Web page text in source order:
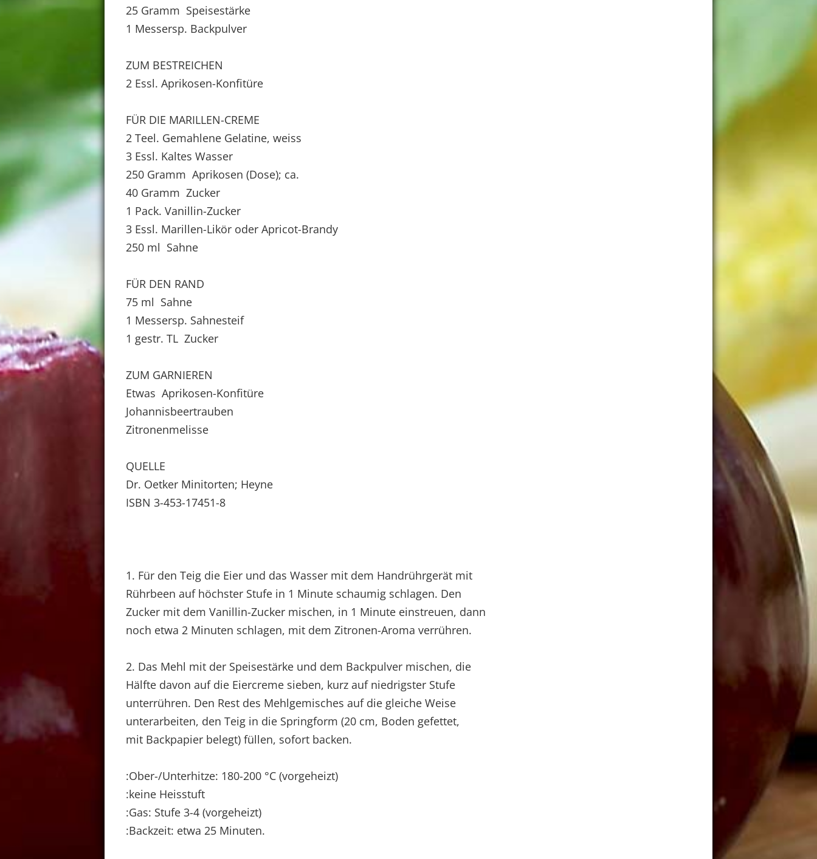
25 Gramm Speisestärke
1 Messersp. Backpulver
ZUM BESTREICHEN
2 Essl. Aprikosen-Konfitüre
FÜR DIE MARILLEN-CREME
2 Teel. Gemahlene Gelatine, weiss
3 Essl. Kaltes Wasser
250 Gramm Aprikosen (Dose); ca.
40 Gramm Zucker
1 Pack. Vanillin-Zucker
3 Essl. Marillen-Likör oder Apricot-Brandy
250 ml Sahne
FÜR DEN RAND
75 ml Sahne
1 Messersp. Sahnesteif
1 gestr. TL Zucker
ZUM GARNIEREN
Etwas Aprikosen-Konfitüre
Johannisbeertrauben
Zitronenmelisse
QUELLE
Dr. Oetker Minitorten; Heyne
ISBN 3-453-17451-8
1. Für den Teig die Eier und das Wasser mit dem Handrührgerät mit
Rührbeen auf höchster Stufe in 1 Minute schaumig schlagen. Den
Zucker mit dem Vanillin-Zucker mischen, in 1 Minute einstreuen, dann
noch etwa 2 Minuten schlagen, mit dem Zitronen-Aroma verrühren.
2. Das Mehl mit der Speisestärke und dem Backpulver mischen, die
Hälfte davon auf die Eiercreme sieben, kurz auf niedrigster Stufe
unterrühren. Den Rest des Mehlgemisches auf die gleiche Weise
unterarbeiten, den Teig in die Springform (20 cm, Boden gefettet,
mit Backpapier belegt) füllen, sofort backen.
:Ober-/Unterhitze: 180-200 °C (vorgeheizt)
:keine Heisstuft
:Gas: Stufe 3-4 (vorgeheizt)
:Backzeit: etwa 25 Minuten.